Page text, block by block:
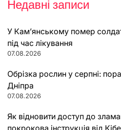
записами
Недавні записи
У Кам’янському помер
під час лікування
07.08.2026
Обрізка рослин у серпні:
Дніпра
07.08.2026
Як відновити доступ до
покрокова інструкція від